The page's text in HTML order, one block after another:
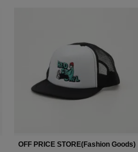
OFF PRICE STORE(Fashion Goods)